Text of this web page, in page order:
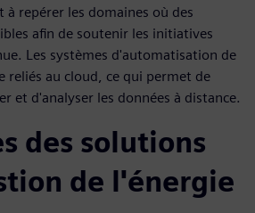
à repérer les domaines où des
afin de soutenir les initiatives
Les systèmes d'automatisation de
reliés au cloud, ce qui permet de
et d'analyser les données à distance.
des solutions
de l'énergie